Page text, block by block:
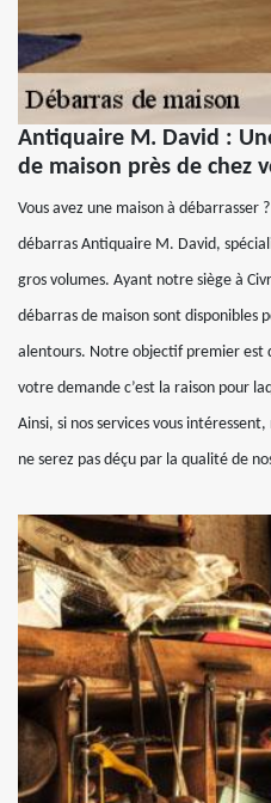
Antiquaire M. David :
de maison près de chez
Vous avez une maison à débarrasser
débarras Antiquaire M. David,
gros volumes. Ayant notre siège à
débarras de maison sont disponibles
alentours. Notre objectif premier est
votre demande c’est la raison pour
Ainsi, si nos services vous
ne serez pas déçu par la qualité de